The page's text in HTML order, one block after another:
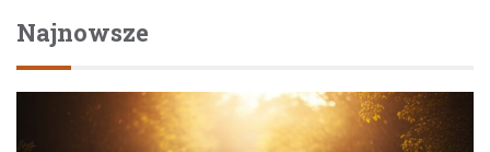
Najnowsze